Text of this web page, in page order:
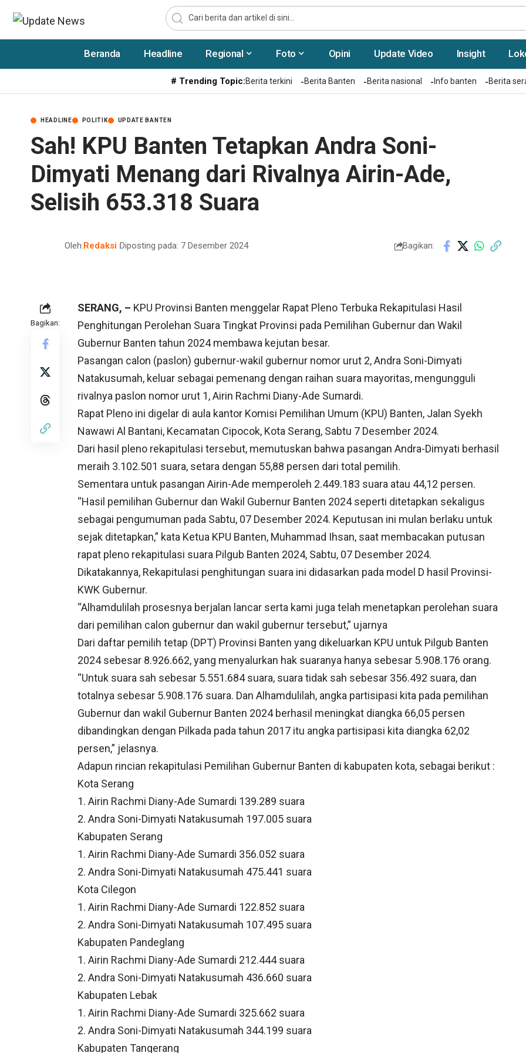
Beranda Headline Regional Foto Opini Update Video Insight
# Trending Topic:Berita terkini Berita Banten Berita nasional Info banten Berita
HEADLINE POLITIK UPDATE BANTEN
Sah! KPU Banten Tetapkan Andra Soni-
Dimyati Menang dari Rivalnya Airin-Ade,
Selisih 653.318 Suara
Oleh:Redaksi Diposting pada: 7 Desember 2024 Bagikan:
Bagikan:
SERANG, – KPU Provinsi Banten menggelar Rapat Pleno Terbuka Rekapitulasi Hasil
Penghitungan Perolehan Suara Tingkat Provinsi pada Pemilihan Gubernur dan Wakil
Gubernur Banten tahun 2024 membawa kejutan besar.
Pasangan calon (paslon) gubernur-wakil gubernur nomor urut 2, Andra Soni-Dimyati
Natakusumah, keluar sebagai pemenang dengan raihan suara mayoritas, mengungguli
rivalnya paslon nomor urut 1, Airin Rachmi Diany-Ade Sumardi.
Rapat Pleno ini digelar di aula kantor Komisi Pemilihan Umum (KPU) Banten, Jalan Syekh
Nawawi Al Bantani, Kecamatan Cipocok, Kota Serang, Sabtu 7 Desember 2024.
Dari hasil pleno rekapitulasi tersebut, memutuskan bahwa pasangan Andra-Dimyati berhasil
meraih 3.102.501 suara, setara dengan 55,88 persen dari total pemilih.
Sementara untuk pasangan Airin-Ade memperoleh 2.449.183 suara atau 44,12 persen.
“Hasil pemilihan Gubernur dan Wakil Gubernur Banten 2024 seperti ditetapkan sekaligus
sebagai pengumuman pada Sabtu, 07 Desember 2024. Keputusan ini mulan berlaku untuk
sejak ditetapkan,” kata Ketua KPU Banten, Muhammad Ihsan, saat membacakan putusan
rapat pleno rekapitulasi suara Pilgub Banten 2024, Sabtu, 07 Desember 2024.
Dikatakannya, Rekapitulasi penghitungan suara ini didasarkan pada model D hasil Provinsi-
KWK Gubernur.
“Alhamdulilah prosesnya berjalan lancar serta kami juga telah menetapkan perolehan suara
dari pemilihan calon gubernur dan wakil gubernur tersebut,” ujarnya
Dari daftar pemilih tetap (DPT) Provinsi Banten yang dikeluarkan KPU untuk Pilgub Banten
2024 sebesar 8.926.662, yang menyalurkan hak suaranya hanya sebesar 5.908.176 orang.
“Untuk suara sah sebesar 5.551.684 suara, suara tidak sah sebesar 356.492 suara, dan
totalnya sebesar 5.908.176 suara. Dan Alhamdulilah, angka partisipasi kita pada pemilihan
Gubernur dan wakil Gubernur Banten 2024 berhasil meningkat diangka 66,05 persen
dibandingkan dengan Pilkada pada tahun 2017 itu angka partisipasi kita diangka 62,02
persen,” jelasnya.
Adapun rincian rekapitulasi Pemilihan Gubernur Banten di kabupaten kota, sebagai berikut :
Kota Serang
1. Airin Rachmi Diany-Ade Sumardi 139.289 suara
2. Andra Soni-Dimyati Natakusumah 197.005 suara
Kabupaten Serang
1. Airin Rachmi Diany-Ade Sumardi 356.052 suara
2. Andra Soni-Dimyati Natakusumah 475.441 suara
Kota Cilegon
1. Airin Rachmi Diany-Ade Sumardi 122.852 suara
2. Andra Soni-Dimyati Natakusumah 107.495 suara
Kabupaten Pandeglang
1. Airin Rachmi Diany-Ade Sumardi 212.444 suara
2. Andra Soni-Dimyati Natakusumah 436.660 suara
Kabupaten Lebak
1. Airin Rachmi Diany-Ade Sumardi 325.662 suara
2. Andra Soni-Dimyati Natakusumah 344.199 suara
Kabupaten Tangerang